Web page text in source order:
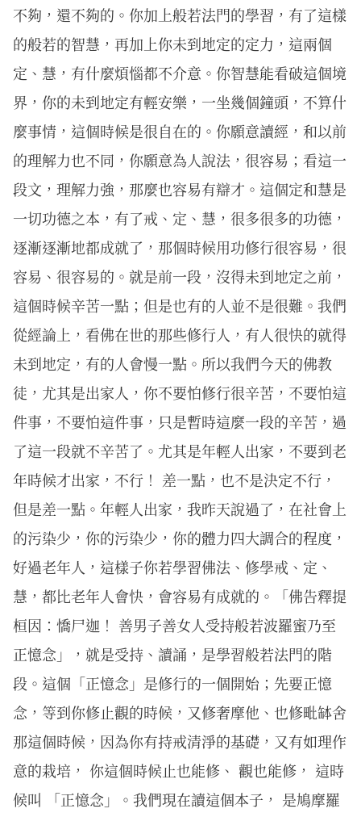
不夠，還不夠的。你加上般若法門的學習，有了這樣
的般若的智慧，再加上你未到地定的定力，這兩個
定、慧，有什麼煩惱都不介意。你智慧能看破這個境
界，你的未到地定有輕安樂，一坐幾個鐘頭，不算什
麼事情，這個時候是很自在的。你願意讀經，和以前
的理解力也不同，你願意為人說法，很容易；看這一
段文，理解力強，那麼也容易有辯才。這個定和慧是
一切功德之本，有了戒、定、慧，很多很多的功德，
逐漸逐漸地都成就了，那個時候用功修行很容易，很
容易、很容易的。就是前一段，沒得未到地定之前，
這個時候辛苦一點；但是也有的人並不是很難。我們
從經論上，看佛在世的那些修行人，有人很快的就得
未到地定，有的人會慢一點。所以我們今天的佛教
徒，尤其是出家人，你不要怕修行很辛苦，不要怕這
件事，不要怕這件事，只是暫時這麼一段的辛苦，過
了這一段就不辛苦了。尤其是年輕人出家，不要到老
年時候才出家，不行！ 差一點，也不是決定不行，
但是差一點。年輕人出家，我昨天說過了，在社會上
的污染少，你的污染少，你的體力四大調合的程度，
好過老年人，這樣子你若學習佛法、修學戒、定、
慧，都比老年人會快，會容易有成就的。「佛告釋提
桓因：憍尸迦！ 善男子善女人受持般若波羅蜜乃至
正憶念」，就是受持、讀誦，是學習般若法門的階
段。這個「正憶念」是修行的一個開始；先要正憶
念，等到你修止觀的時候，又修奢摩他、也修毗缽舍
那這個時候，因為你有持戒清淨的基礎，又有如理作
意的栽培， 你這個時候止也能修、 觀也能修， 這時
候叫 「正憶念」。我們現在讀這個本子， 是鳩摩羅